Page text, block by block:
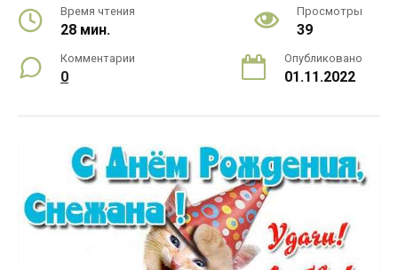
Время чтения
28 мин.
Просмотры
39
Комментарии
0
Опубликовано
01.11.2022